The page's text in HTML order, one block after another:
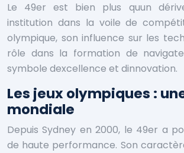
Le 49er est bien plus quun
institution dans la voile de
olympique, son influence sur les
rôle dans la formation de
symbole dexcellence et dinnovation.
Les jeux olympiques :
mondiale
Depuis Sydney en 2000, le 49er a
de haute performance. Son